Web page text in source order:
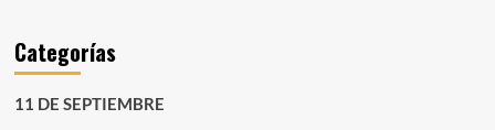
Categorías
11 DE SEPTIEMBRE